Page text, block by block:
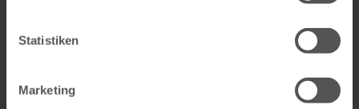
Statistiken
Marketing